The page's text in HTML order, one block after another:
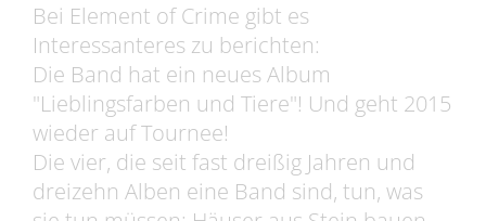
Bei Element of Crime gibt es
Interessanteres zu berichten:
Die Band hat ein neues Album
"Lieblingsfarben und Tiere"! Und geht 2015
wieder auf Tournee!
Die vier, die seit fast dreißig Jahren und
dreizehn Alben eine Band sind, tun, was